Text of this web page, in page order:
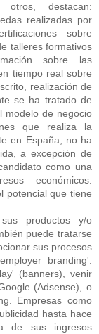
destacan:
realizadas por
sobre
talleres formativos
sobre las
tiempo real sobre
realización de
se ha tratado de
modelo de negocio
que realiza la
en España, no ha
a excepción de
como una
económicos.
potencial que tiene
productos y/o
puede tratarse
sus procesos
branding'.
(banners), venir
(Adsense), o
Empresas como
hasta hace
de sus ingresos